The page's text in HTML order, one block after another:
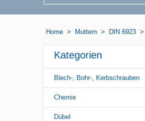
Home > Muttern > DIN 6923 >
Kategorien
Blech-, Bohr-, Kerbschrauben
Chemie
Dübel